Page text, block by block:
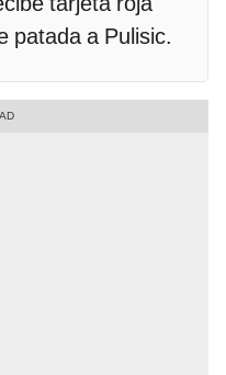
patada a Pulisic.